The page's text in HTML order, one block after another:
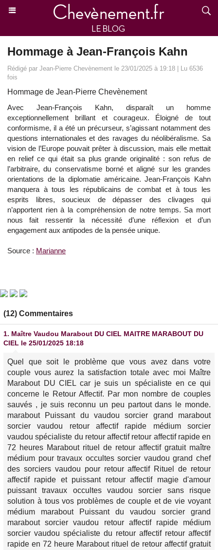
Hommage à Jean-François Kahn
Rédigé par Jean-Pierre Chevènement le 23/01/2025 à 19:18 | Lu 6536
fois
Hommage de Jean-Pierre Chevènement
Avec Jean-François Kahn, disparaît un homme
exceptionnellement brillant et courageux. Éloigné de tout
conformisme, il a été un précurseur, s’agissant notamment des
questions internationales et des ravages du néolibéralisme. Sa
vision de l’Europe pouvait prêter à discussion, mais elle mettait
en relief ce qui était sa plus grande originalité : son refus de
l’arbitraire, du conservatisme borné et aligné sur les grandes
orientations de la diplomatie américaine. Jean-François Kahn
manquera à tous les républicains de combat et à tous les
esprits libres, soucieux de dépasser des clivages qui
n’apportent rien à la compréhension de notre temps. Sa mort
nous fait ressentir la nécessité d’une réflexion et d’un
engagement aux antipodes de la pensée unique.
Source : Marianne
(12) Commentaires
1. Maître Vaudou Marabout DU CIEL MAITRE MARABOUT DU
CIEL le 25/01/2025 18:18
Quel que soit le problème que vous avez dans votre
couple vous aurez la satisfaction totale avec moi Maître
Marabout DU CIEL car je suis un spécialiste en ce qui
concerne le Retour Affectif. Par mon nombre de couples
sauvés , je suis reconnu un peu partout dans le monde.
marabout Puissant du vaudou sorcier grand marabout
sorcier vaudou retour affectif rapide médium sorcier
vaudou spécialiste du retour affectif retour affectif rapide en
72 heures Marabout rituel de retour affectif gratuit maître
médium pour travaux occultes sorcier vaudou grand chef
des sorciers vaudou pour retour affectif Rituel de retour
affectif rapide et puissant retour affectif magie d'amour
puissant travaux occultes vaudou sorcier sans risque
solution à tous vos problèmes de couple et de vie voyant
médium marabout Puissant du vaudou sorcier grand
marabout sorcier vaudou retour affectif rapide médium
sorcier vaudou spécialiste du retour affectif retour affectif
rapide en 72 heure Marabout rituel de retour affectif gratuit